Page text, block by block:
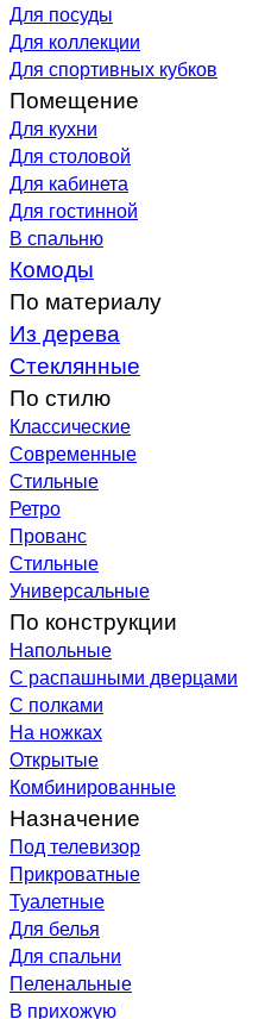
Для посуды
Для коллекции
Для спортивных кубков
Помещение
Для кухни
Для столовой
Для кабинета
Для гостинной
В спальню
Комоды
По материалу
Из дерева
Стеклянные
По стилю
Классические
Современные
Стильные
Ретро
Прованс
Стильные
Универсальные
По конструкции
Напольные
С распашными дверцами
С полками
На ножках
Открытые
Комбинированные
Назначение
Под телевизор
Прикроватные
Туалетные
Для белья
Для спальни
Пеленальные
В прихожую